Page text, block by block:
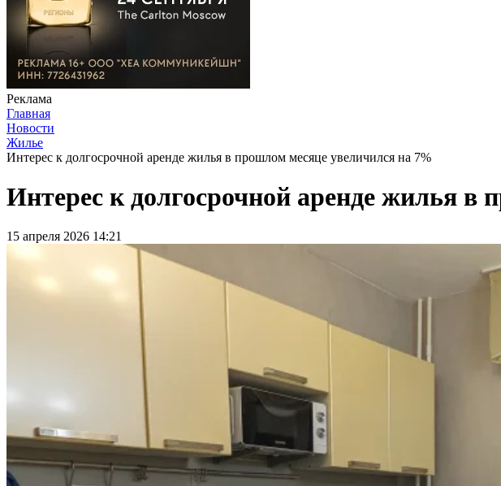
Реклама
Главная
Новости
Жилье
Интерес к долгосрочной аренде жилья в прошлом месяце увеличился на 7%
Интерес к долгосрочной аренде жилья в
15 апреля 2026 14:21